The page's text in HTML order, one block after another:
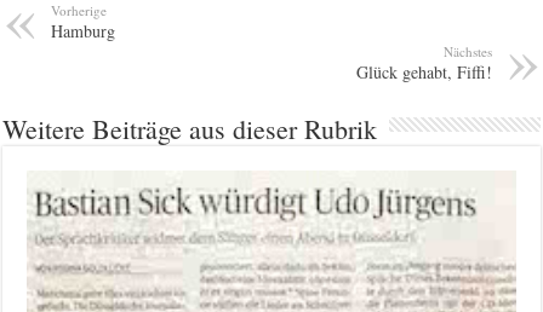
Vorherige
Hamburg
Nächstes
Glück gehabt, Fiffi!
Weitere Beiträge aus dieser Rubrik